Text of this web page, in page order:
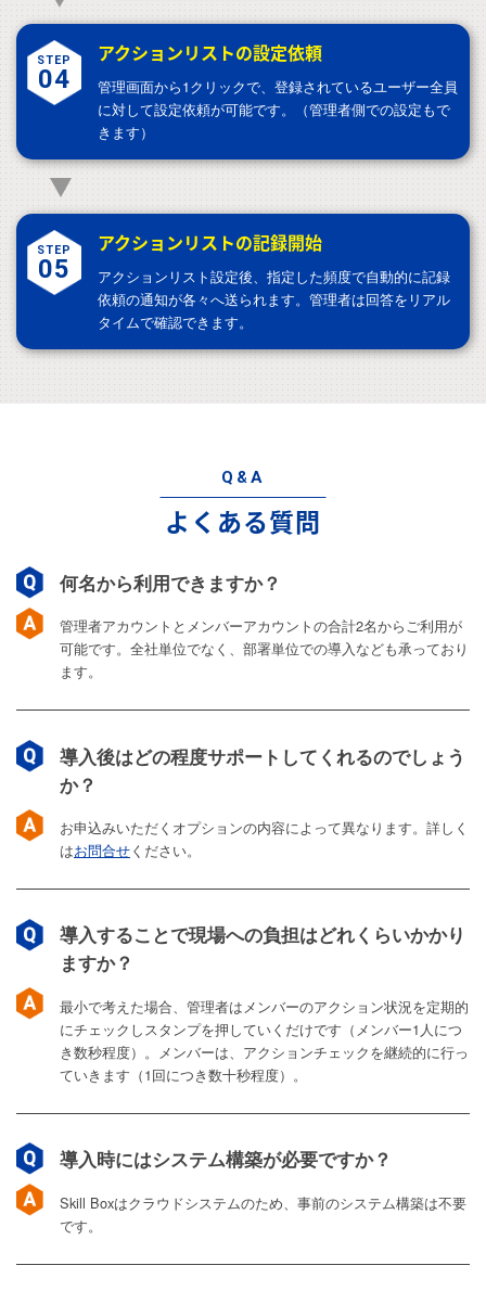
STEP
04
アクションリストの設定依頼
管理画面から1クリックで、登録されているユーザー全員
に対して設定依頼が可能です。（管理者側での設定もで
きます）
STEP
05
アクションリストの記録開始
アクションリスト設定後、指定した頻度で自動的に記録
依頼の通知が各々へ送られます。管理者は回答をリアル
タイムで確認できます。
Q&A
よくある質問
何名から利用できますか？
管理者アカウントとメンバーアカウントの合計2名からご利用が
可能です。全社単位でなく、部署単位での導入なども承っており
ます。
導入後はどの程度サポートしてくれるのでしょう
か？
お申込みいただくオプションの内容によって異なります。詳しく
はお問合せください。
導入することで現場への負担はどれくらいかかり
ますか？
最小で考えた場合、管理者はメンバーのアクション状況を定期的
にチェックしスタンプを押していくだけです（メンバー1人につ
き数秒程度）。メンバーは、アクションチェックを継続的に行っ
ていきます（1回につき数十秒程度）。
導入時にはシステム構築が必要ですか？
Skill Boxはクラウドシステムのため、事前のシステム構築は不要
です。